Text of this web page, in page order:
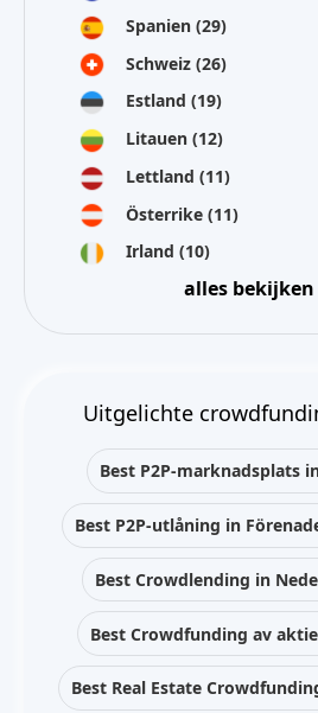
Spanien (29)
Schweiz (26)
Estland (19)
Litauen (12)
Lettland (11)
Österrike (11)
Irland (10)
alles bekijken
Uitgelichte
Best P2P-marknadsplats
Best P2P-utlåning in
Best Crowdlending in
Best Crowdfunding av
Best Real Estate